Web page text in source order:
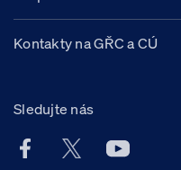
Kontakty na GŘC a CÚ
Sledujte nás
Facebook účet Celní
X účet Celní